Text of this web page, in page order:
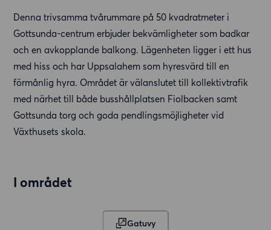
Denna trivsamma tvårummare på 50 kvadratmeter i
Gottsunda-centrum erbjuder bekvämligheter som badkar
och en avkopplande balkong. Lägenheten ligger i ett hus
med hiss och har Uppsalahem som hyresvärd till en
förmånlig hyra. Området är välanslutet till kollektivtrafik
med närhet till både busshållplatsen Fiolbacken samt
Gottsunda torg och goda pendlingsmöjligheter vid
Växthusets skola.
I området
Gatuvy